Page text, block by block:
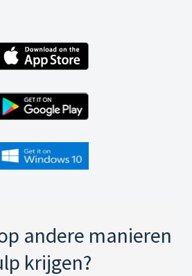
andere manieren
krijgen?